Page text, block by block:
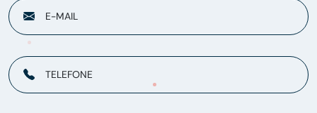
E-MAIL
TELEFONE